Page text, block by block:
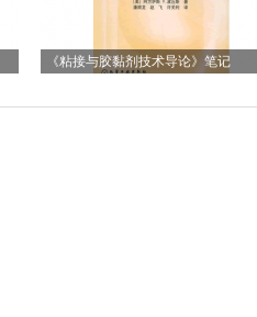
Reworkability of Underfill Materials
DELO-MONOPOX AC265
《粘接与胶黏剂技术导论》笔记